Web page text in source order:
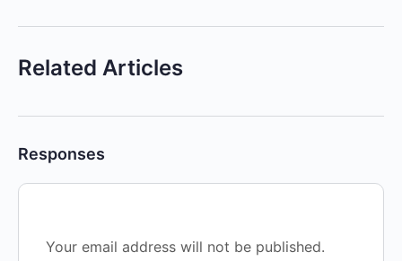
Related Articles
Responses
Your email address will not be published.